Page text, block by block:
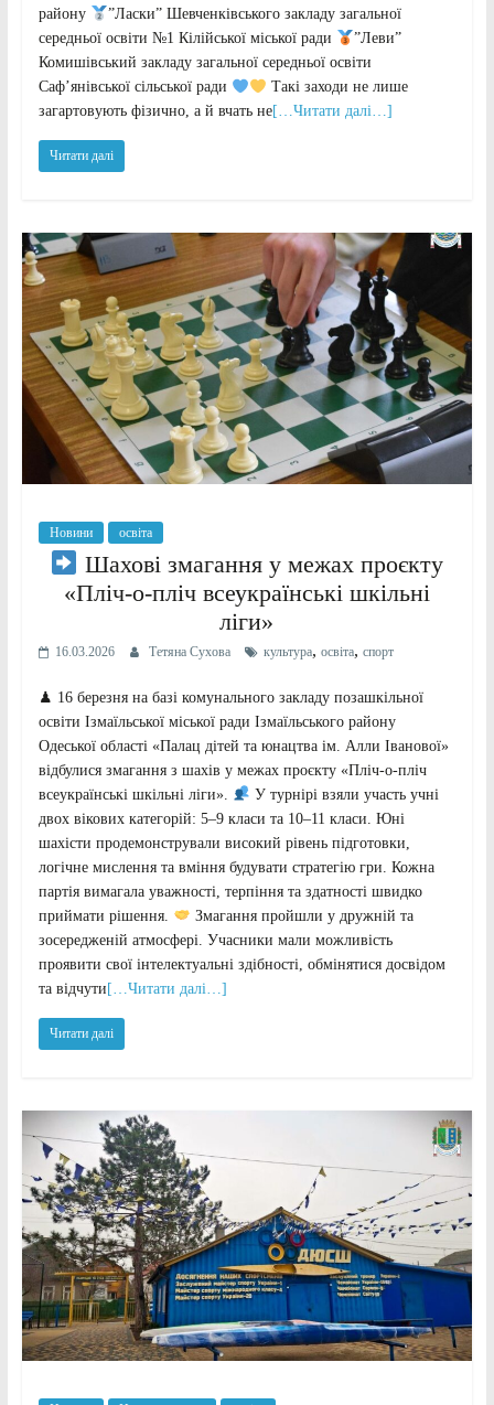
району
”Ласки” Шевченківського закладу загальної
середньої освіти №1 Кілійської міської ради
”Леви”
Комишівський закладу загальної середньої освіти
Саф’янівської сільської ради
Такі заходи не лише
загартовують фізично, а й вчать не[…Читати далі…]
Читати далі
Новини освіта
Шахові змагання у межах проєкту
«Пліч-о-пліч всеукраїнські шкільні
ліги»
16.03.2026 Тетяна Сухова культура, освіта, спорт
♟ 16 березня на базі комунального закладу позашкільної
освіти Ізмаїльської міської ради Ізмаїльського району
Одеської області «Палац дітей та юнацтва ім. Алли Іванової»
відбулися змагання з шахів у межах проєкту «Пліч-о-пліч
всеукраїнські шкільні ліги».
У турнірі взяли участь учні
двох вікових категорій: 5–9 класи та 10–11 класи. Юні
шахісти продемонстрували високий рівень підготовки,
логічне мислення та вміння будувати стратегію гри. Кожна
партія вимагала уважності, терпіння та здатності швидко
приймати рішення.
Змагання пройшли у дружній та
зосередженій атмосфері. Учасники мали можливість
проявити свої інтелектуальні здібності, обмінятися досвідом
та відчути[…Читати далі…]
Читати далі